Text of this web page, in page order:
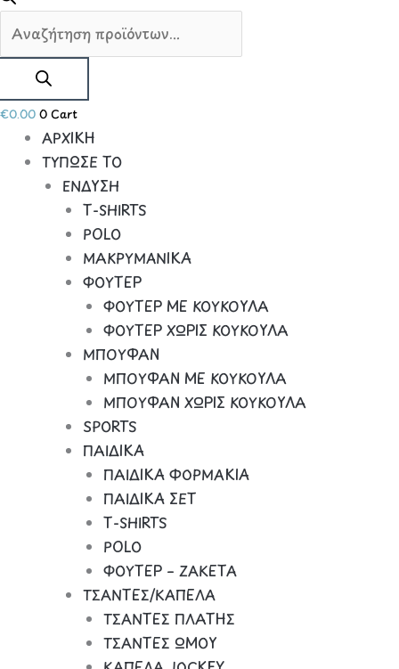
€0.00 0 Cart
ΑΡΧΙΚΗ
ΤΥΠΩΣΕ ΤΟ
ΕΝΔΥΣΗ
Τ-SHIRTS
POLO
ΜΑΚΡΥΜΑΝΙΚΑ
ΦΟΥΤΕΡ
ΦΟΥΤΕΡ ΜΕ ΚΟΥΚΟΥΛΑ
ΦΟΥΤΕΡ ΧΩΡΙΣ ΚΟΥΚΟΥΛΑ
ΜΠΟΥΦΑΝ
ΜΠΟΥΦΑΝ ΜΕ ΚΟΥΚΟΥΛΑ
ΜΠΟΥΦΑΝ ΧΩΡΙΣ ΚΟΥΚΟΥΛΑ
SPORTS
ΠΑΙΔΙΚΑ
ΠΑΙΔΙΚΑ ΦΟΡΜΑΚΙΑ
ΠΑΙΔΙΚΑ ΣΕΤ
Τ-SHIRTS
POLO
ΦΟΥΤΕΡ – ΖΑΚΕΤΑ
ΤΣΑΝΤΕΣ/ΚΑΠΕΛΑ
ΤΣΑΝΤΕΣ ΠΛΑΤΗΣ
ΤΣΑΝΤΕΣ ΩΜΟΥ